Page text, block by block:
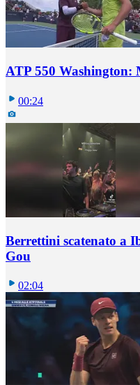
ATP 550 Washington:
00:24
Berrettini scatenato a
Gou
02:04